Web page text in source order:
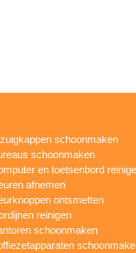
schoonmaken
schoonmaken
en toetsenbord
afnemen
ontsmetten
reinigen
schoonmaken